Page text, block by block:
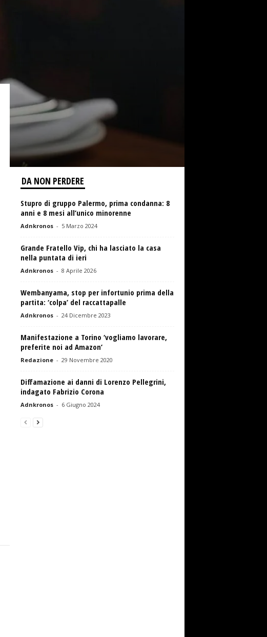
DA NON PERDERE
Stupro di gruppo Palermo, prima condanna: 8
anni e 8 mesi all’unico minorenne
Adnkronos - 5 Marzo 2024
Grande Fratello Vip, chi ha lasciato la casa
nella puntata di ieri
Adnkronos - 8 Aprile 2026
Wembanyama, stop per infortunio prima della
partita: ‘colpa’ del raccattapalle
Adnkronos - 24 Dicembre 2023
Manifestazione a Torino ‘vogliamo lavorare,
preferite noi ad Amazon’
Redazione - 29 Novembre 2020
Diffamazione ai danni di Lorenzo Pellegrini,
indagato Fabrizio Corona
Adnkronos - 6 Giugno 2024